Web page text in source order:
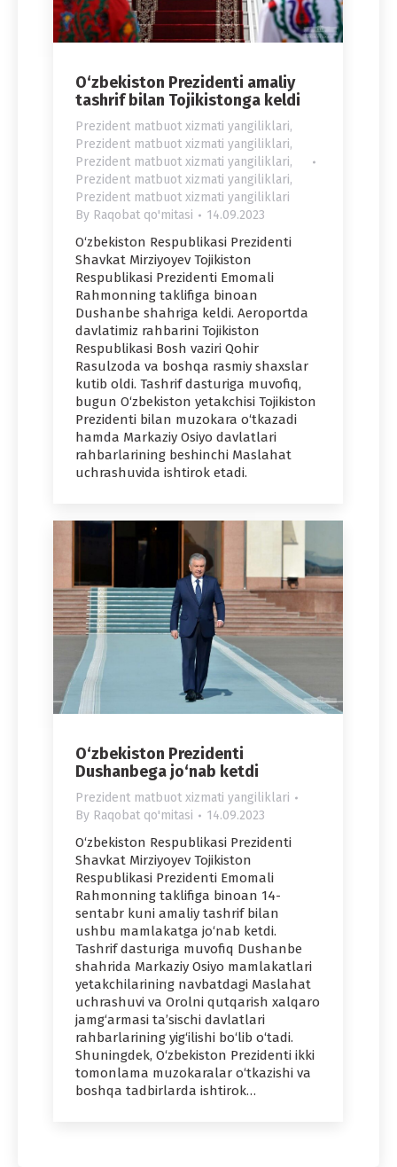
O‘zbekiston Prezidenti amaliy
tashrif bilan Tojikistonga keldi
Prezident matbuot xizmati yangiliklari,
Prezident matbuot xizmati yangiliklari,
Prezident matbuot xizmati yangiliklari,
Prezident matbuot xizmati yangiliklari,
Prezident matbuot xizmati yangiliklari
By Raqobat qo'mitasi 14.09.2023
O‘zbekiston Respublikasi Prezidenti
Shavkat Mirziyoyev Tojikiston
Respublikasi Prezidenti Emomali
Rahmonning taklifiga binoan
Dushanbe shahriga keldi. Aeroportda
davlatimiz rahbarini Tojikiston
Respublikasi Bosh vaziri Qohir
Rasulzoda va boshqa rasmiy shaxslar
kutib oldi. Tashrif dasturiga muvofiq,
bugun O‘zbekiston yetakchisi Tojikiston
Prezidenti bilan muzokara o‘tkazadi
hamda Markaziy Osiyo davlatlari
rahbarlarining beshinchi Maslahat
uchrashuvida ishtirok etadi.
O‘zbekiston Prezidenti
Dushanbega jo‘nab ketdi
Prezident matbuot xizmati yangiliklari
By Raqobat qo'mitasi 14.09.2023
O‘zbekiston Respublikasi Prezidenti
Shavkat Mirziyoyev Tojikiston
Respublikasi Prezidenti Emomali
Rahmonning taklifiga binoan 14-
sentabr kuni amaliy tashrif bilan
ushbu mamlakatga jo‘nab ketdi.
Tashrif dasturiga muvofiq Dushanbe
shahrida Markaziy Osiyo mamlakatlari
yetakchilarining navbatdagi Maslahat
uchrashuvi va Orolni qutqarish xalqaro
jamg‘armasi ta’sischi davlatlari
rahbarlarining yig‘ilishi bo‘lib o‘tadi.
Shuningdek, O‘zbekiston Prezidenti ikki
tomonlama muzokaralar o‘tkazishi va
boshqa tadbirlarda ishtirok…